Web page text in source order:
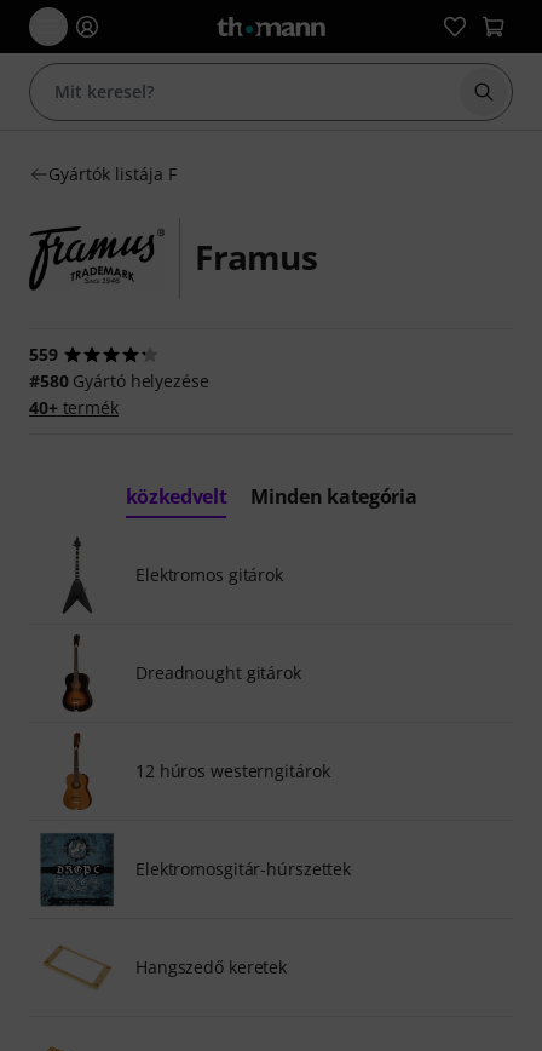
Gyártók listája F
Framus
559
#580Gyártó helyezése
40+termék
közkedvelt Minden kategória
Elektromos gitárok
Dreadnought gitárok
12 húros westerngitárok
Elektromosgitár-húrszettek
Hangszedő keretek